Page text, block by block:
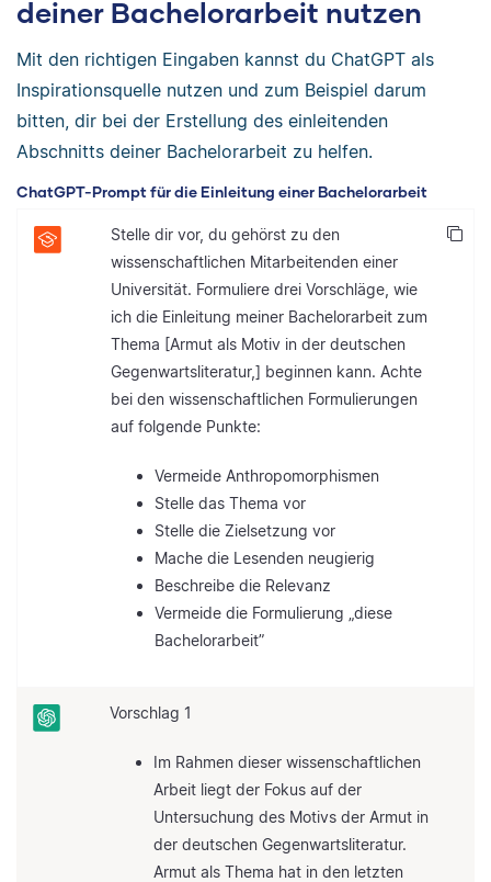
deiner Bachelorarbeit nutzen
Mit den richtigen Eingaben kannst du ChatGPT als
Inspirationsquelle nutzen und zum Beispiel darum
bitten, dir bei der Erstellung des einleitenden
Abschnitts deiner Bachelorarbeit zu helfen.
ChatGPT-Prompt für die Einleitung einer Bachelorarbeit
Stelle dir vor, du gehörst zu den
wissenschaftlichen Mitarbeitenden einer
Universität. Formuliere drei Vorschläge, wie
ich die Einleitung meiner Bachelorarbeit zum
Thema [Armut als Motiv in der deutschen
Gegenwartsliteratur,] beginnen kann. Achte
bei den wissenschaftlichen Formulierungen
auf folgende Punkte:
Vermeide Anthropomorphismen
Stelle das Thema vor
Stelle die Zielsetzung vor
Mache die Lesenden neugierig
Beschreibe die Relevanz
Vermeide die Formulierung „diese
Bachelorarbeit”
Vorschlag 1
Im Rahmen dieser wissenschaftlichen
Arbeit liegt der Fokus auf der
Untersuchung des Motivs der Armut in
der deutschen Gegenwartsliteratur.
Armut als Thema hat in den letzten